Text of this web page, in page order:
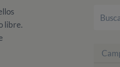
libre.